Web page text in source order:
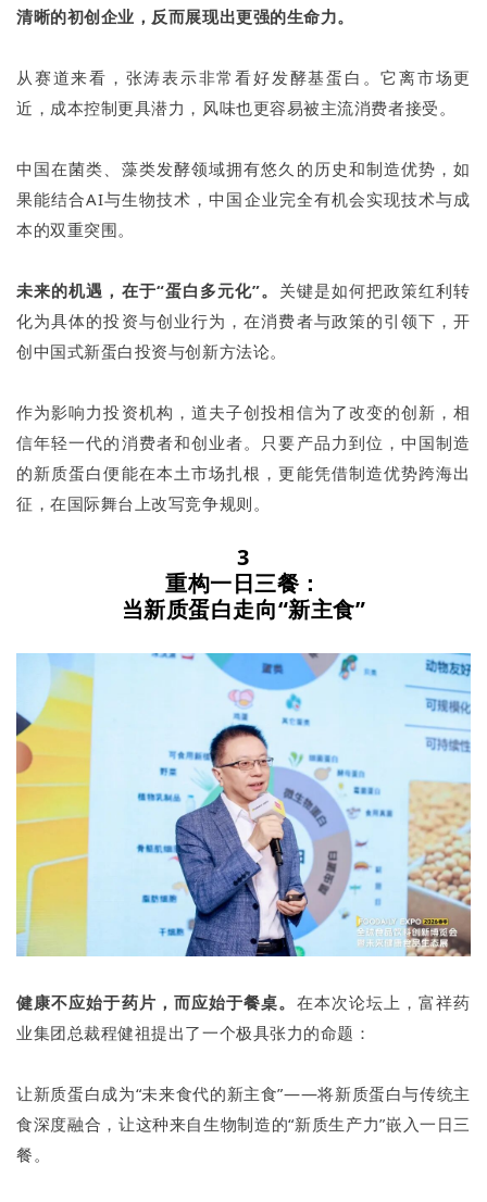
清晰的初创企业，反而展现出更强的生命力。
从赛道来看，张涛表示非常看好发酵基蛋白。它离市场更
近，成本控制更具潜力，风味也更容易被主流消费者接受。
中国在菌类、藻类发酵领域拥有悠久的历史和制造优势，如
果能结合AI与生物技术，中国企业完全有机会实现技术与成
本的双重突围。
未来的机遇，在于“蛋白多元化”。 关键是如何把政策红利转
化为具体的投资与创业行为，在消费者与政策的引领下，开
创中国式新蛋白投资与创新方法论。
作为影响力投资机构，道夫子创投相信为了改变的创新，相
信年轻一代的消费者和创业者。只要产品力到位，中国制造
的新质蛋白便能在本土市场扎根，更能凭借制造优势跨海出
征，在国际舞台上改写竞争规则。
3
重构一日三餐：
当新质蛋白走向“新主食”
健康不应始于药片，而应始于餐桌。 在本次论坛上，富祥药
业集团总裁程健祖提出了一个极具张力的命题：
让新质蛋白成为“未来食代的新主食”——将新质蛋白与传统主
食深度融合，让这种来自生物制造的“新质生产力”嵌入一日三
餐。